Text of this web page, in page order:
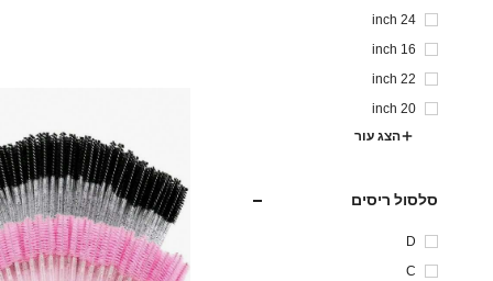
24 inch
16 inch
22 inch
20 inch
הצג עור
סלסול ריסים
D
C